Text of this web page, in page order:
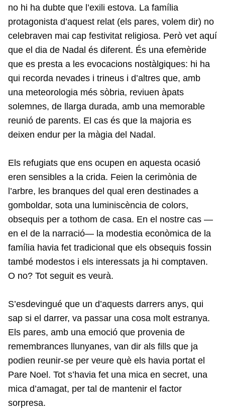
no hi ha dubte que l’exili estova. La família
protagonista d’aquest relat (els pares, volem dir) no
celebraven mai cap festivitat religiosa. Però vet aquí
que el dia de Nadal és diferent. És una efemèride
que es presta a les evocacions nostàlgiques: hi ha
qui recorda nevades i trineus i d’altres que, amb
una meteorologia més sòbria, reviuen àpats
solemnes, de llarga durada, amb una memorable
reunió de parents. El cas és que la majoria es
deixen endur per la màgia del Nadal.
Els refugiats que ens ocupen en aquesta ocasió
eren sensibles a la crida. Feien la cerimònia de
l’arbre, les branques del qual eren destinades a
gomboldar, sota una luminiscència de colors,
obsequis per a tothom de casa. En el nostre cas —
en el de la narració— la modestia econòmica de la
família havia fet tradicional que els obsequis fossin
també modestos i els interessats ja hi comptaven.
O no? Tot seguit es veurà.
S’esdevingué que un d’aquests darrers anys, qui
sap si el darrer, va passar una cosa molt estranya.
Els pares, amb una emoció que provenia de
remembrances llunyanes, van dir als fills que ja
podien reunir-se per veure què els havia portat el
Pare Noel. Tot s’havia fet una mica en secret, una
mica d’amagat, per tal de mantenir el factor
sorpresa.